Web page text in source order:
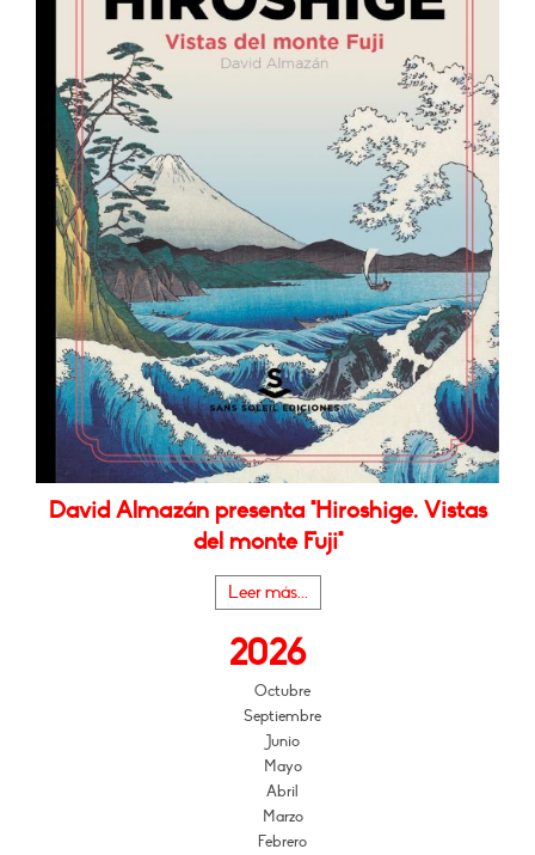
David Almazán presenta "Hiroshige. Vistas
del monte Fuji"
Leer más...
2026
Octubre
Septiembre
Junio
Mayo
Abril
Marzo
Febrero